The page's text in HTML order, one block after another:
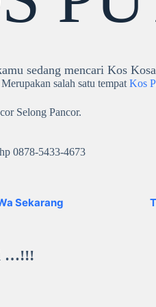
sedang mencari Kos
salah satu tempatKos
Selong Pancor.
0878-5433-4673
Sekarang
…!!!